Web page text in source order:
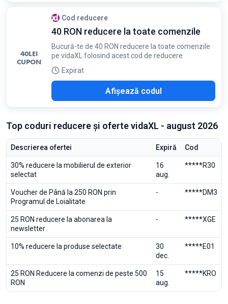
40LEI
CUPON
Cod reducere
40 RON reducere la toate comenzile
Bucură-te de 40 RON reducere la toate comenzile
pe vidaXL folosind acest cod de reducere
Expirat
Afișează codul
Top coduri reducere și oferte vidaXL - august 2026
Descrierea ofertei Expiră Cod
30% reducere la mobilierul de exterior
selectat
16
aug.
*****R30
Voucher de Până la 250 RON prin
Programul de Loialitate
- *****DM3
25 RON reducere la abonarea la
newsletter
- *****XGE
10% reducere la produse selectate
30
dec.
*****E01
25 RON Reducere la comenzi de peste 500
RON
15
aug.
*****KRO